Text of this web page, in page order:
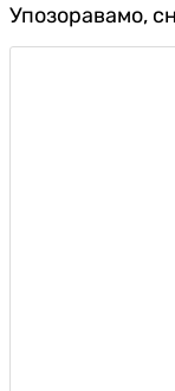
Упозоравамо,